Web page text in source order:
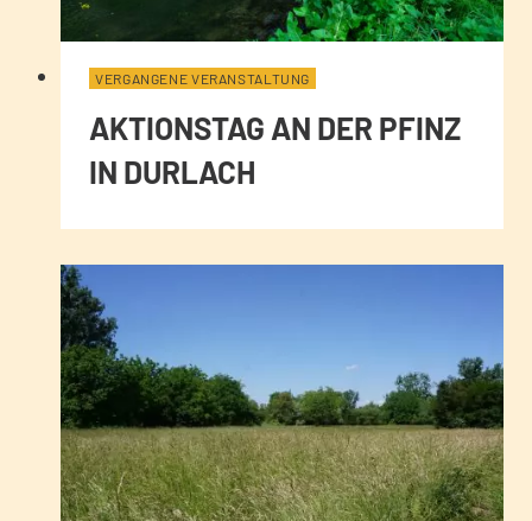
VERGANGENE VERANSTALTUNG
AKTIONSTAG AN DER PFINZ
IN DURLACH